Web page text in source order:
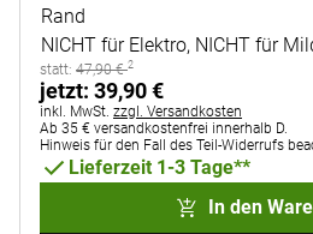
Rand
NICHT für Elektro, NICHT für
statt:
statt: 47,90€ 2
jetzt:
jetzt: 39,90€
Steuerhinweis:
inkl. MwSt. zzgl. Versandkosten
Ab 35 € versandkostenfrei innerhalb D.
Hinweis für den Fall des Teil-Widerrufs
Lieferzeit 1-3 Tage**
In den